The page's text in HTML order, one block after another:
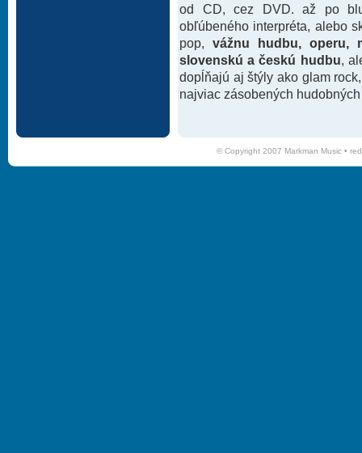
od CD, cez DVD. až po
obľúbeného interpréta, alebo
pop, vážnu hudbu, operu,
slovenskú a českú hudbu ,
dopĺňajú aj štýly ako glam
najviac zásobených
© Copyright 2007 Markman Music •